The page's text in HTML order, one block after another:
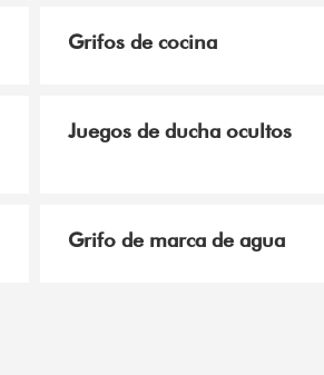
Grifos de cocina
Juegos de ducha ocultos
Grifo de marca de agua